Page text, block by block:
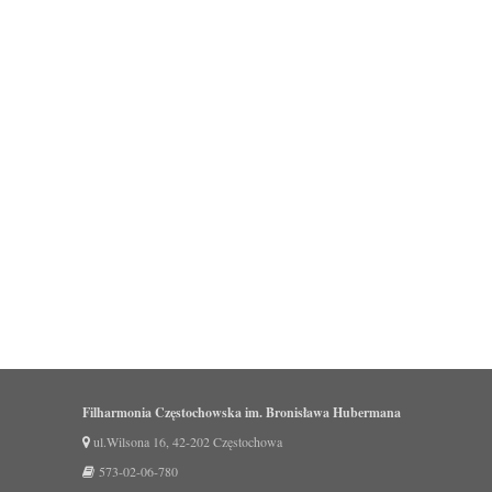
Filharmonia Częstochowska im. Bronisława Hubermana
ul.Wilsona 16, 42-202 Częstochowa
573-02-06-780